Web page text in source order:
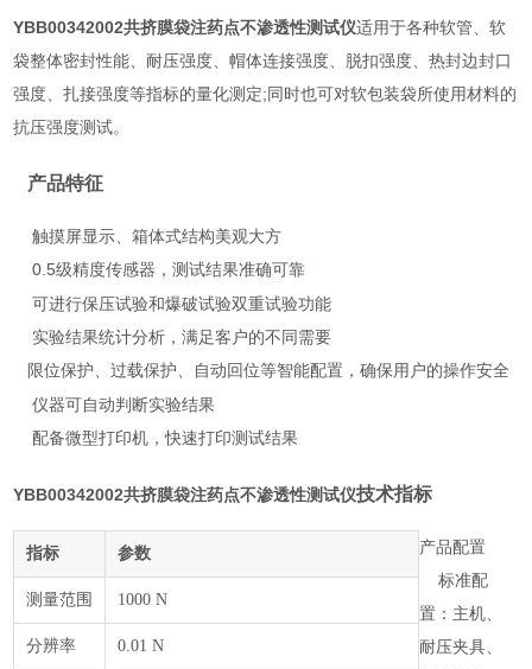
YBB00342002共挤膜袋注药点不渗透性测试仪适用于各种软管、软
袋整体密封性能、耐压强度、帽体连接强度、脱扣强度、热封边封口
强度、扎接强度等指标的量化测定;同时也可对软包装袋所使用材料的
抗压强度测试。
产品特征
触摸屏显示、箱体式结构美观大方
0.5级精度传感器，测试结果准确可靠
可进行保压试验和爆破试验双重试验功能
实验结果统计分析，满足客户的不同需要
限位保护、过载保护、自动回位等智能配置，确保用户的操作安全
仪器可自动判断实验结果
配备微型打印机，快速打印测试结果
YBB00342002共挤膜袋注药点不渗透性测试仪技术指标
指标 参数
测量范围 1000 N
分辨率 0.01 N
产品配置
标准配
置：主机、
耐压夹具、